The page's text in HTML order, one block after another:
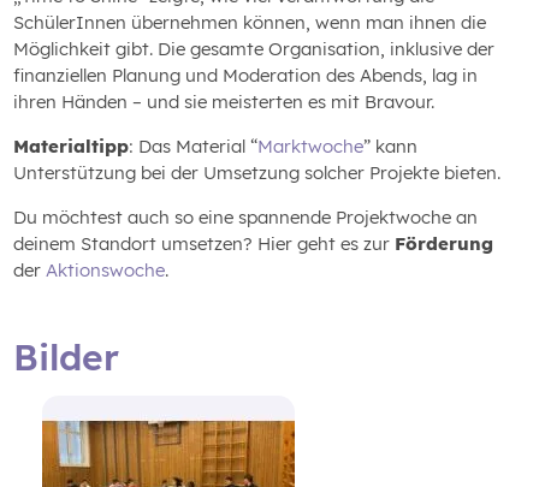
SchülerInnen übernehmen können, wenn man ihnen die
Möglichkeit gibt. Die gesamte Organisation, inklusive der
finanziellen Planung und Moderation des Abends, lag in
ihren Händen – und sie meisterten es mit Bravour.
Materialtipp: Das Material “Marktwoche” kann
Unterstützung bei der Umsetzung solcher Projekte bieten.
Du möchtest auch so eine spannende Projektwoche an
deinem Standort umsetzen? Hier geht es zur Förderung
derAktionswoche.
Bilder